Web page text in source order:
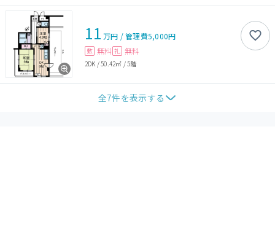
11 万円 /管理費5,000円
敷 無料 礼 無料
2DK /50.42㎡ /5階
全7件を表示する